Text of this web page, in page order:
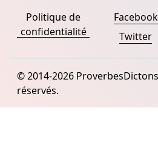
Politique de
confidentialité
Facebook
Twitter
© 2014-2026
réservés.